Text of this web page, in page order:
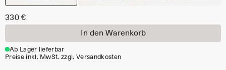
330 €
In den Warenkorb
Ab Lager lieferbar
Preise inkl. MwSt. zzgl. Versandkosten